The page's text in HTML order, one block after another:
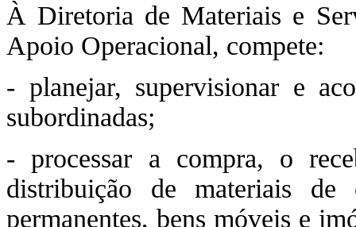
À Diretoria de Materiais e
Apoio Operacional, compete:
- planejar, supervisionar e
subordinadas;
- processar a compra, o
distribuição de materiais de
permanentes, bens móveis e